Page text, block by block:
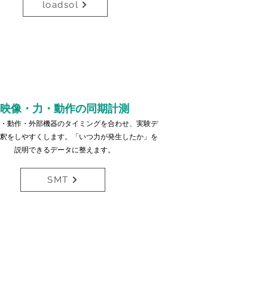
loadsol
映像・力・動作の同期計測
動作・外部機器のタイミングを合わせ、実験デ
をしやすくします。「いつ力が発生したか」を
説明できるデータに整えます。
SMT